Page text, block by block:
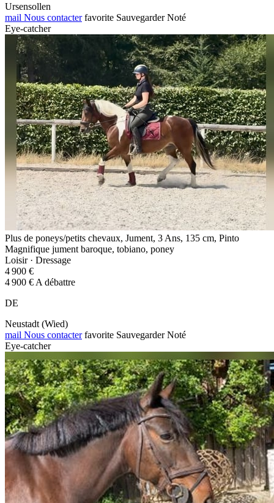
Ursensollen
mail Nous contacter favorite Sauvegarder Noté
Eye-catcher
Plus de poneys/petits chevaux, Jument, 3 Ans, 135 cm, Pinto
Magnifique jument baroque, tobiano, poney
Loisir · Dressage
4 900 €
4 900 € A débattre
DE
Neustadt (Wied)
mail Nous contacter favorite Sauvegarder Noté
Eye-catcher